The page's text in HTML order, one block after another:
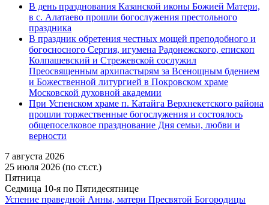
В день празднования Казанской иконы Божией Матери,
в с. Алатаево прошли богослужения престольного
праздника
В праздник обретения честных мощей преподобного и
богосносного Сергия, игумена Радонежского, епископ
Колпашевский и Стрежевской сослужил
Преосвященным архипастырям за Всенощным бдением
и Божественной литургией в Покровском храме
Московской духовной академии
При Успенском храме п. Катайга Верхнекетского района
прошли торжественные богослужения и состоялось
общепоселковое празднование Дня семьи, любви и
верности
7 августа 2026
25 июля 2026 (по ст.ст.)
Пятница
Седмица 10-я по Пятидесятнице
Успение праведной Анны, матери Пресвятой Богородицы